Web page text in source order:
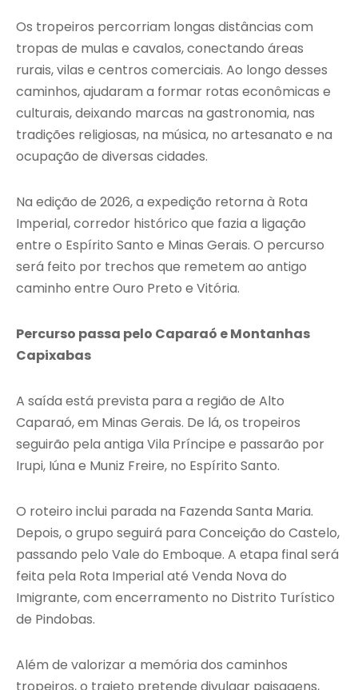
Os tropeiros percorriam longas distâncias com
tropas de mulas e cavalos, conectando áreas
rurais, vilas e centros comerciais. Ao longo desses
caminhos, ajudaram a formar rotas econômicas e
culturais, deixando marcas na gastronomia, nas
tradições religiosas, na música, no artesanato e na
ocupação de diversas cidades.
Na edição de 2026, a expedição retorna à Rota
Imperial, corredor histórico que fazia a ligação
entre o Espírito Santo e Minas Gerais. O percurso
será feito por trechos que remetem ao antigo
caminho entre Ouro Preto e Vitória.
Percurso passa pelo Caparaó e Montanhas
Capixabas
A saída está prevista para a região de Alto
Caparaó, em Minas Gerais. De lá, os tropeiros
seguirão pela antiga Vila Príncipe e passarão por
Irupi, Iúna e Muniz Freire, no Espírito Santo.
O roteiro inclui parada na Fazenda Santa Maria.
Depois, o grupo seguirá para Conceição do Castelo,
passando pelo Vale do Emboque. A etapa final será
feita pela Rota Imperial até Venda Nova do
Imigrante, com encerramento no Distrito Turístico
de Pindobas.
Além de valorizar a memória dos caminhos